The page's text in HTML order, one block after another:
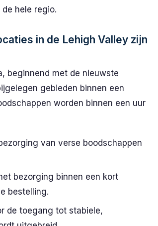
hele regio.
in de Lehigh Valley zijn
beginnend met de nieuwste
gebieden binnen een
worden binnen een uur
van verse boodschappen
bezorging binnen een kort
bestelling.
de toegang tot stabiele,